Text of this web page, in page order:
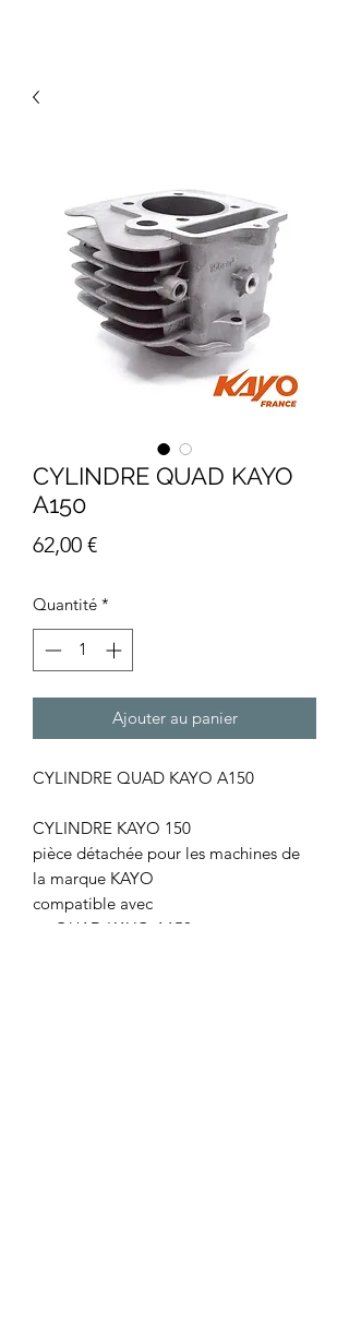
CYLINDRE QUAD KAYO
A150
62,00 €Prix
Quantité *
Ajouter au panier
CYLINDRE QUAD KAYO A150
CYLINDRE KAYO 150
pièce détachée pour les machines de
la marque KAYO
compatible avec
QUAD KAYO A150